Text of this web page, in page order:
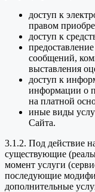
доступ к
правом
доступ к
сообщений,
выставления
доступ к
информации о
на платной
иные виды
Сайта.
3.1.2. Под действие
существующие
момент услуги
последующие
дополнительные